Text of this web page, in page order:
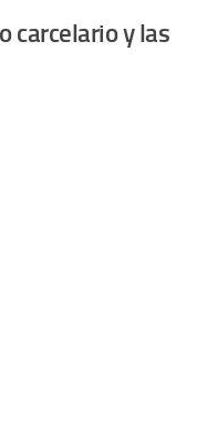
carcelario y las